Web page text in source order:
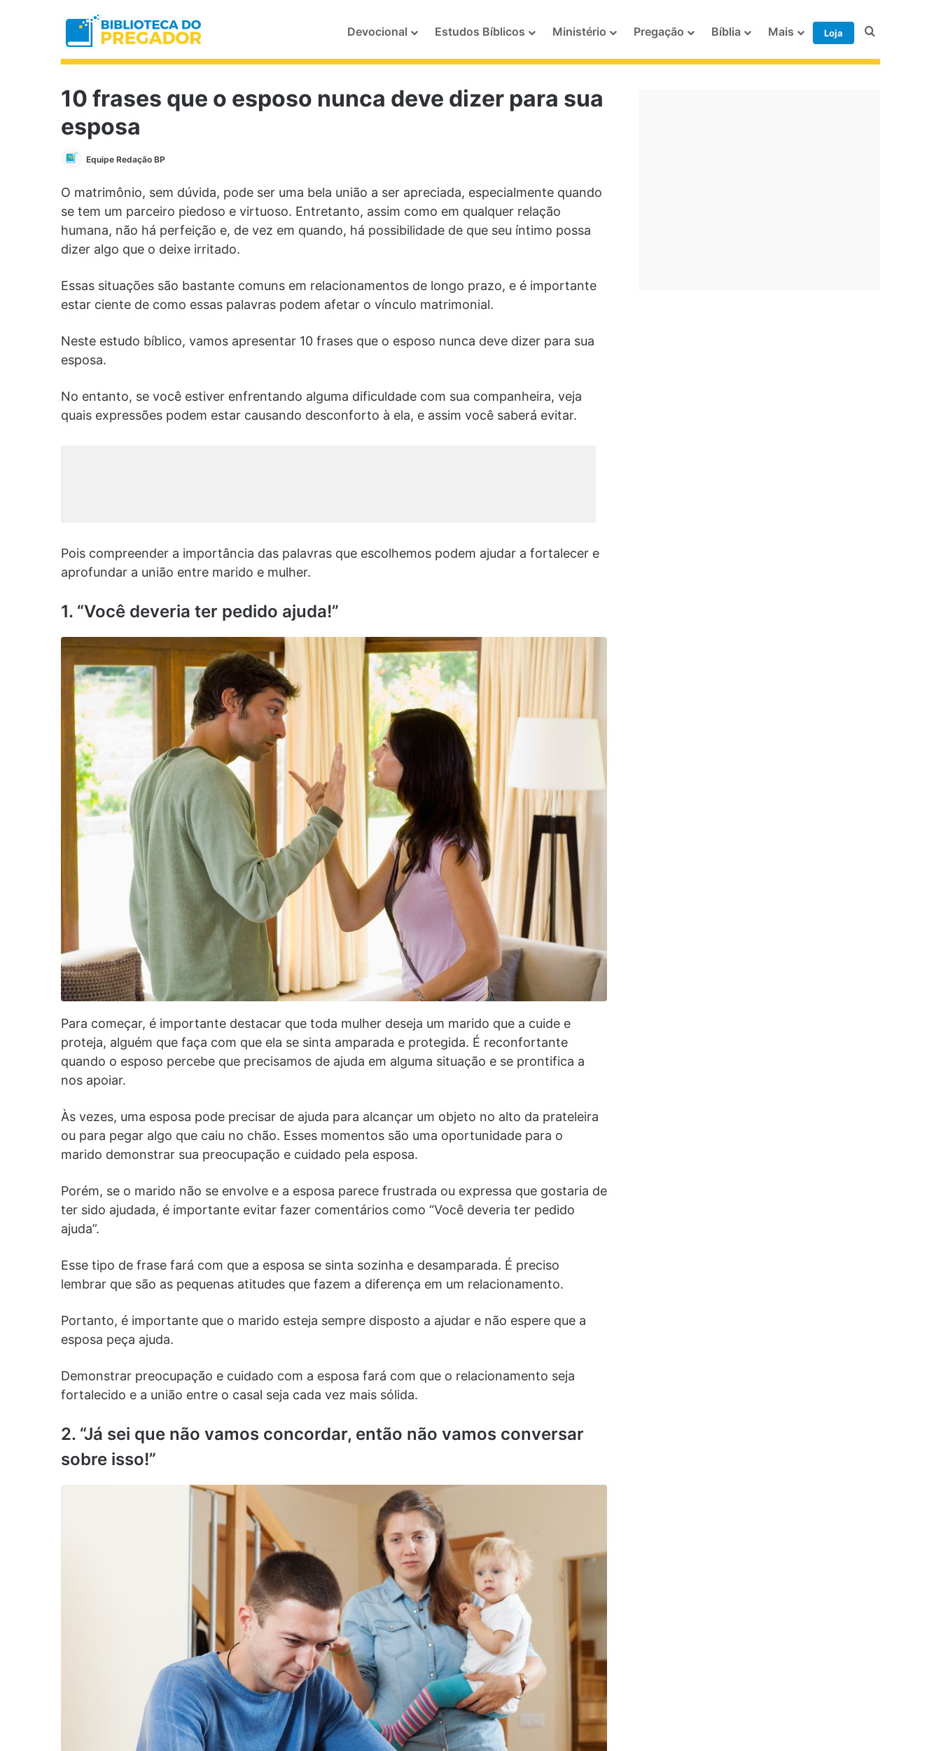
Devocional Estudos Bíblicos Ministério Pregação Bíblia Mais Loja Procurar por
10 frases que o esposo nunca deve dizer para sua
esposa
Equipe Redação BP
O matrimônio, sem dúvida, pode ser uma bela união a ser apreciada, especialmente quando
se tem um parceiro piedoso e virtuoso. Entretanto, assim como em qualquer relação
humana, não há perfeição e, de vez em quando, há possibilidade de que seu íntimo possa
dizer algo que o deixe irritado.
Essas situações são bastante comuns em relacionamentos de longo prazo, e é importante
estar ciente de como essas palavras podem afetar o vínculo matrimonial.
Neste estudo bíblico, vamos apresentar 10 frases que o esposo nunca deve dizer para sua
esposa.
No entanto, se você estiver enfrentando alguma dificuldade com sua companheira, veja
quais expressões podem estar causando desconforto à ela, e assim você saberá evitar.
Pois compreender a importância das palavras que escolhemos podem ajudar a fortalecer e
aprofundar a união entre marido e mulher.
1. “Você deveria ter pedido ajuda!”
Para começar, é importante destacar que toda mulher deseja um marido que a cuide e
proteja, alguém que faça com que ela se sinta amparada e protegida. É reconfortante
quando o esposo percebe que precisamos de ajuda em alguma situação e se prontifica a
nos apoiar.
Às vezes, uma esposa pode precisar de ajuda para alcançar um objeto no alto da prateleira
ou para pegar algo que caiu no chão. Esses momentos são uma oportunidade para o
marido demonstrar sua preocupação e cuidado pela esposa.
Porém, se o marido não se envolve e a esposa parece frustrada ou expressa que gostaria de
ter sido ajudada, é importante evitar fazer comentários como “Você deveria ter pedido
ajuda”.
Esse tipo de frase fará com que a esposa se sinta sozinha e desamparada. É preciso
lembrar que são as pequenas atitudes que fazem a diferença em um relacionamento.
Portanto, é importante que o marido esteja sempre disposto a ajudar e não espere que a
esposa peça ajuda.
Demonstrar preocupação e cuidado com a esposa fará com que o relacionamento seja
fortalecido e a união entre o casal seja cada vez mais sólida.
2. “Já sei que não vamos concordar, então não vamos conversar
sobre isso!”